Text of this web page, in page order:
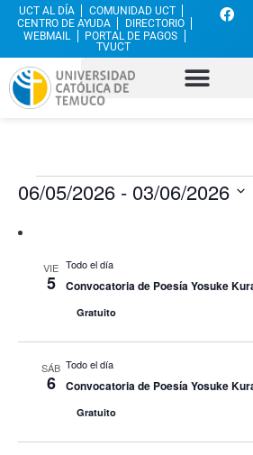
UCT AL DÍA
COMUNIDAD UCT
CENTRO DE AYUDA
DIRECTORIO
WEBMAIL
PORTAL DE PAGOS
TVUCT
06/05/2026 - 03/06/2026
fecha.
VIE
5
Todo el día
Convocatoria de Poesía Yosuke
Gratuito
SÁB
6
Todo el día
Convocatoria de Poesía Yosuke
Gratuito